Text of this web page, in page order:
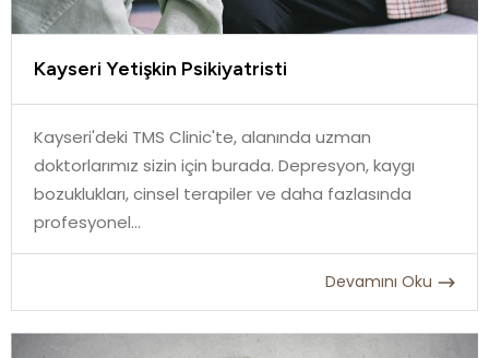
Kayseri Yetişkin Psikiyatristi
Kayseri'deki TMS Clinic'te, alanında uzman
doktorlarımız sizin için burada. Depresyon, kaygı
bozuklukları, cinsel terapiler ve daha fazlasında
profesyonel...
Devamını Oku